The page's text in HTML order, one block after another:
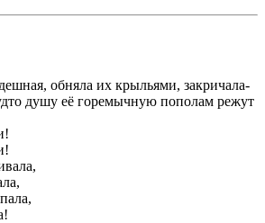
обняла их крыльями, закричала-
душу её горемычную пополам режут